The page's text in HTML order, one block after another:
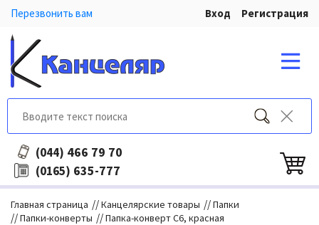
Перезвонить вам Вход Регистрация
(044) 466 79 70
(0165) 635-777
Главная страница //Канцелярские товары //Папки
//Папки-конверты //Папка-конверт C6, красная